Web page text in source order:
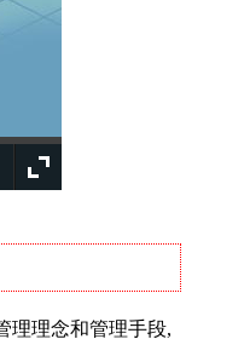
理念和管理手段,